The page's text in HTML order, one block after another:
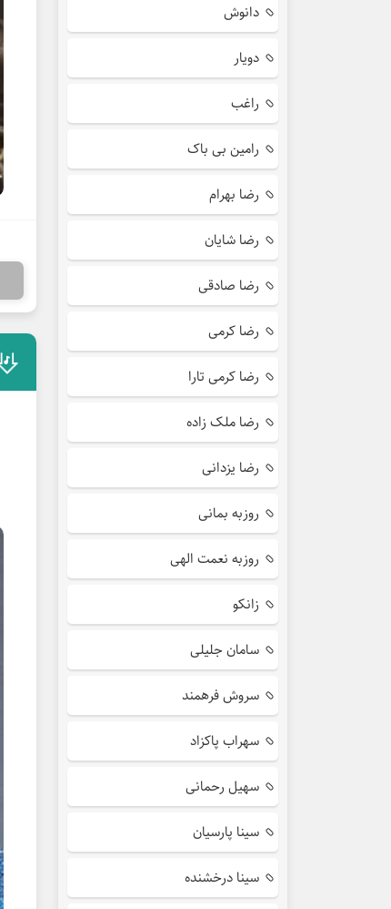
دانوش
دویار
راغب
رامین بی باک
رضا بهرام
رضا شایان
رضا صادقی
رضا کرمی
رضا کرمی تارا
رضا ملک زاده
رضا یزدانی
روزبه بمانی
روزبه نعمت الهی
زانکو
سامان جلیلی
سروش فرهمند
سهراب پاکزاد
سهیل رحمانی
سینا پارسیان
سینا درخشنده